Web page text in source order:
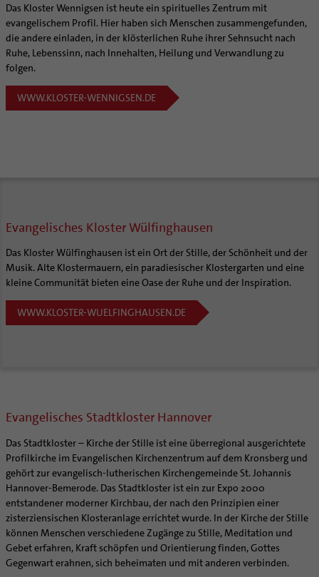
Das Kloster Wennigsen ist heute ein spirituelles Zentrum mit
evangelischem Profil. Hier haben sich Menschen zusammengefunden,
die andere einladen, in der klösterlichen Ruhe ihrer Sehnsucht nach
Ruhe, Lebenssinn, nach Innehalten, Heilung und Verwandlung zu
folgen.
WWW.KLOSTER-WENNIGSEN.DE
Evangelisches Kloster Wülfinghausen
Das Kloster Wülfinghausen ist ein Ort der Stille, der Schönheit und der
Musik. Alte Klostermauern, ein paradiesischer Klostergarten und eine
kleine Communität bieten eine Oase der Ruhe und der Inspiration.
WWW.KLOSTER-WUELFINGHAUSEN.DE
Evangelisches Stadtkloster Hannover
Das Stadtkloster – Kirche der Stille ist eine überregional ausgerichtete
Profilkirche im Evangelischen Kirchenzentrum auf dem Kronsberg und
gehört zur evangelisch-lutherischen Kirchengemeinde St. Johannis
Hannover-Bemerode. Das Stadtkloster ist ein zur Expo 2000
entstandener moderner Kirchbau, der nach den Prinzipien einer
zisterziensischen Klosteranlage errichtet wurde. In der Kirche der Stille
können Menschen verschiedene Zugänge zu Stille, Meditation und
Gebet erfahren, Kraft schöpfen und Orientierung finden, Gottes
Gegenwart erahnen, sich beheimaten und mit anderen verbinden.